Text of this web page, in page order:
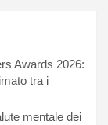
Awards 2026:
tra i
mentale dei